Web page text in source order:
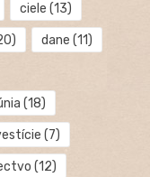
ciele (13)
dane (11)
(18)
(7)
(12)